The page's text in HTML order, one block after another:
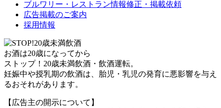
ブルワリー・レストラン情報修正・掲載依頼
広告掲載のご案内
採用情報
お酒は20歳になってから
ストップ！20歳未満飲酒・飲酒運転。
妊娠中や授乳期の飲酒は、胎児・乳児の発育に悪影響を与え
るおそれがあります。
【広告主の開示について】